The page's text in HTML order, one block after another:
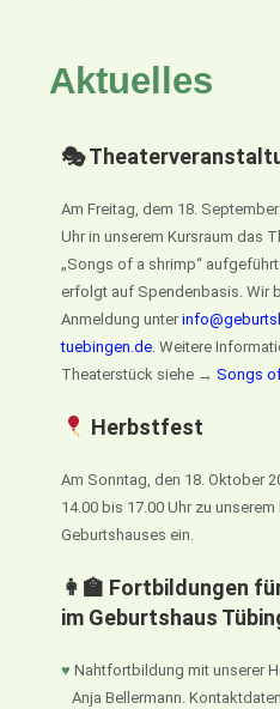
Aktuelles
🎭
Am Freitag, dem 18.
Uhr in unserem Kursraum das
„Songs of a shrimp“
erfolgt auf Spendenbasis. Wir
Anmeldung unter
tuebingen.de. Weitere
Theaterstück siehe → Songs
Herbstfest
Am Sonntag, den 18. Oktober
14.00 bis 17.00 Uhr zu
Geburtshauses ein.
👩‍🏫 Fortbildungen
im Geburtshaus
♥ Nahtfortbildung mit unserer
Anja Bellermann.